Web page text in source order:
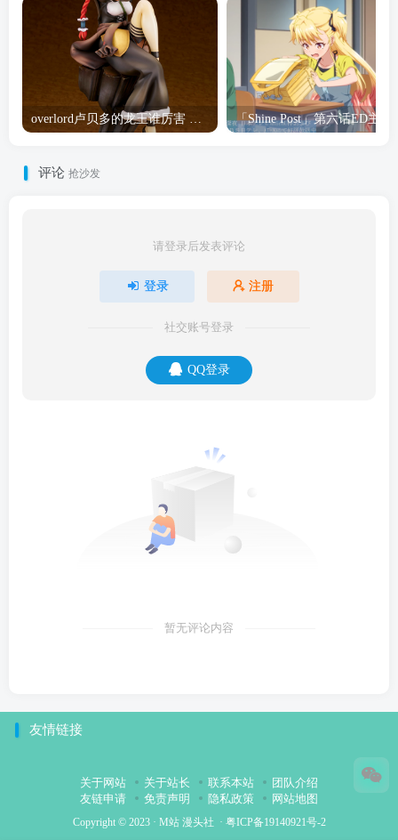
overlord卢贝多的龙王谁厉害 「Overlord」露普斯蕾琪娜·贝塔手办开订
评论 抢沙发
请登录后发表评论
登录 注册
社交账号登录
QQ登录
暂无评论内容
友情链接
关于网站 关于站长 联系本站
团队介绍
友链申请
免责声明 隐私政策 网站地图
Copyright © 2023 · M站 漫头社 · 粤ICP备19140921号-2